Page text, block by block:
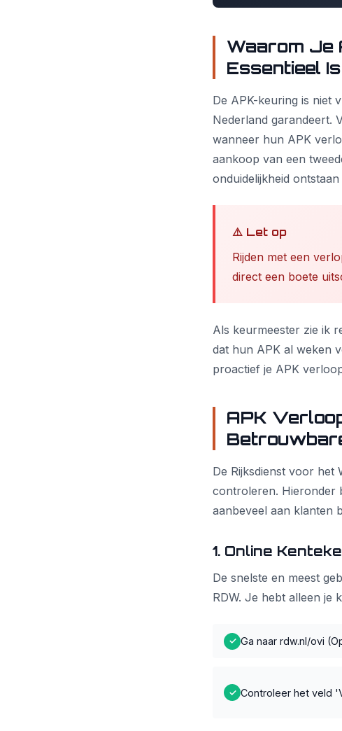
Waarom Je
Essentieel Is
De APK-keuring is niet
Nederland garandeert.
wanneer hun APK
aankoop van een
onduidelijkheid
⚠️ Let op
Rijden met een
direct een boete
Als keurmeester zie ik
dat hun APK al weken
proactief je APK
APK
De Rijksdienst voor het
controleren. Hieronder
aanbeveel aan klanten
1. Online
De snelste en meest
RDW. Je hebt alleen je
✓ Ga naar rdw.nl/ovi
✓ Controleer het veld